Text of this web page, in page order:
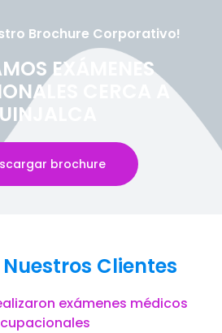
Brochure Corporativo!
EXÁMENES
CERCA A
brochure
Clientes
exámenes médicos